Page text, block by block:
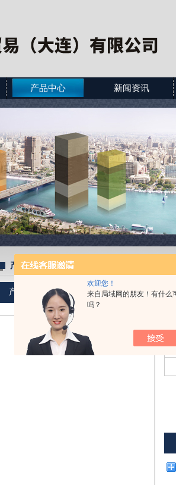
欢迎您！
来自局域网的朋友！有什么
吗？
产品中心 新闻资讯
产品展示
产品介绍
点击放大